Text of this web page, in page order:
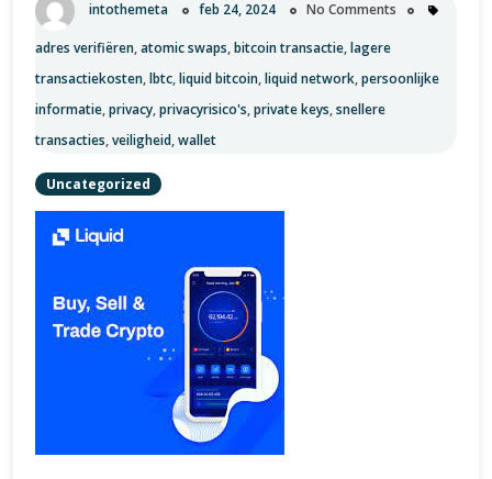
intothemeta feb 24, 2024 No Comments
adres verifiëren,atomic swaps,bitcoin transactie,lagere
transactiekosten,lbtc,liquid bitcoin,liquid network,persoonlijke
informatie,privacy,privacyrisico's,private keys,snellere
transacties,veiligheid,wallet
Uncategorized